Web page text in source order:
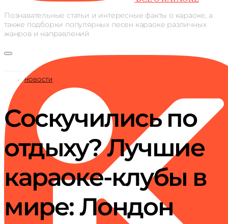
Познавательные статьи и интересные факты о караоке, а
также подборки популярных песен караоке различных
жанров и направлений
НОВОСТИ
Соскучились по
отдыху? Лучшие
караоке-клубы в
мире: Лондон